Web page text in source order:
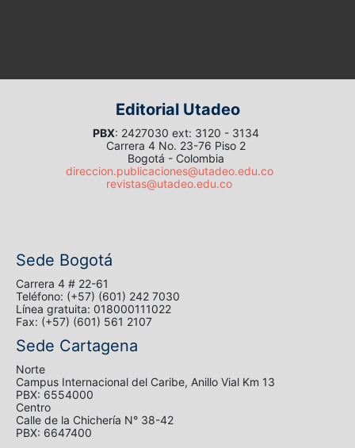
Editorial Utadeo
PBX: 2427030 ext: 3120 - 3134
Carrera 4 No. 23-76 Piso 2
Bogotá - Colombia
direccion.publicaciones@utadeo.edu.co
revistas@utadeo.edu.co
Sede Bogotá
Carrera 4 # 22-61
Teléfono: (+57) (601) 242 7030
Línea gratuita: 018000111022
Fax: (+57) (601) 561 2107
Sede Cartagena
Norte
Campus Internacional del Caribe, Anillo Vial Km 13
PBX: 6554000
Centro
Calle de la Chichería N° 38-42
PBX: 6647400